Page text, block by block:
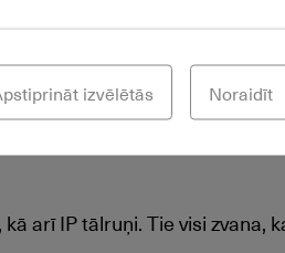
Jūs izlemjat, uz
tālrunim vai nodrošināt, ka
fiksētu pasūtījumu, kam ir
arī IP tālruņi. Tie visi zvana,
Noraidīt
izvēlētās